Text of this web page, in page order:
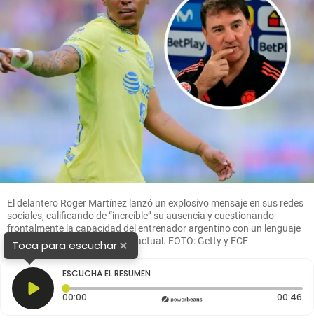
El delantero Roger Martínez lanzó un explosivo mensaje en sus redes
sociales, calificando de “increíble” su ausencia y cuestionando
frontalmente la capacidad del entrenador argentino con un lenguaje
sin precedentes en el proceso actual. FOTO: Getty y FCF
Toca para escuchar×
ESCUCHA EL RESUMEN
00:00 Tiempo transcurrido: 0 segundos 00:46